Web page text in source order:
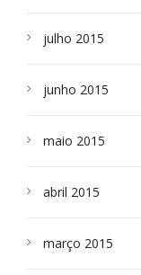
julho 2015
junho 2015
maio 2015
abril 2015
março 2015